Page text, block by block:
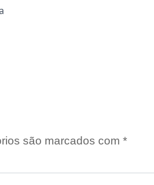
são marcados com *